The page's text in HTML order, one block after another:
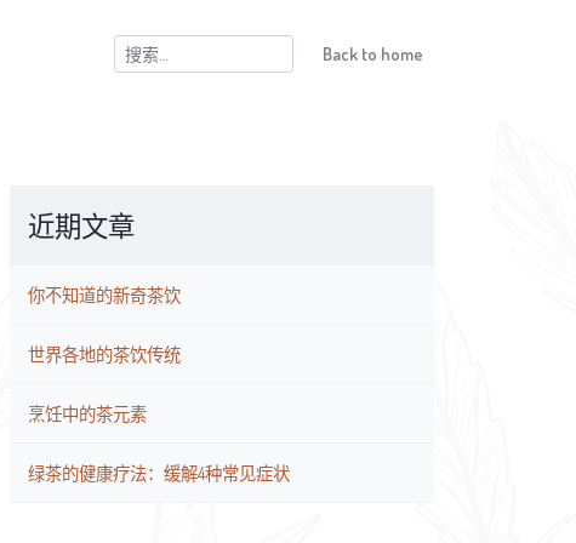
搜
索：
Back to home
近期文章
你不知道的新奇茶饮
世界各地的茶饮传统
烹饪中的茶元素
绿茶的健康疗法：缓解4种常见症状